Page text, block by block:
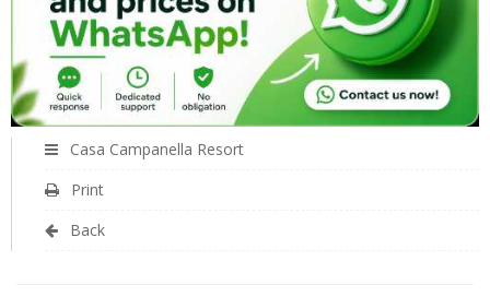
Casa Campanella Resort
Print
Back